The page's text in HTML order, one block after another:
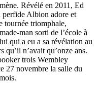
Révélé en 2011, Ed
perfide Albion adore et
tournée triomphale,
man sorti de l’école à
qui a eu a sa révélation au
qu’il n’avait qu’onze ans.
trois Wembley
27 novembre la salle du